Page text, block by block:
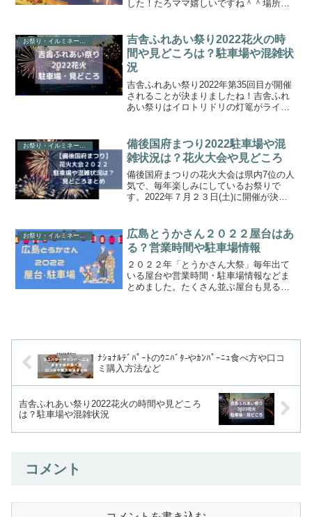
した！たろママ嬉しいですね＾＾場所や
んで、毎年沢山のお店が並んでいまし
た。2022年猪名川祭...
お祭り・イルミネーション情報
吉舎ふれあい祭り2022花火の時
間や見どころは？駐車場や混雑状
況
吉舎ふれあい祭り2022年第35回目が開催
されることが決まりましたね！吉舎ふれ
あい祭りはイロトリドリの灯篭がライト
です。毎年沢山の方が訪れるイベントな
ので花火の時間や見...
備後国府まつり2022駐車場や混
雑状況は？花火大会や見どころ
備後国府まつりの花火大会は県内7位の人
気で、毎年楽しみにしているお祭りで
す。2022年７月２３日(土)に開催が決ま
た！人気なお祭りなので駐車場や混雑状
況、花火大会の詳し...
お祭り・イルミネーション情報
広島とうかさん２０２２屋台はあ
る？営業時間や駐車場情報
２０２２年「とうかさん大祭」毎年出て
いる屋台や営業時間・駐車場情報などま
とめました。たくさん並ぶ屋台も見るだ
ﾅｼｮﾅﾙﾃﾞﾊﾟｰﾄのｳﾆﾊﾞﾀ-やｶﾝﾊﾟｰﾆｭ食べ方や口コ
ミ購入方法など
吉舎ふれあい祭り2022花火の時間や見どころ
は？駐車場や混雑状況
コメント